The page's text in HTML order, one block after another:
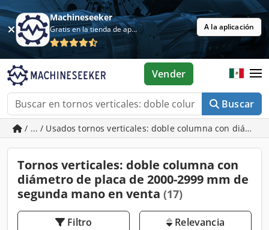
Machineseeker
Gratis en la tienda de aplicaciones A la aplicación
Buscar
Vender
/ ... / Usados tornos verticales: doble columna con
Tornos verticales: doble columna con
diámetro de placa de 2000-2999 mm de
segunda mano en venta (17)
Filtro Relevancia